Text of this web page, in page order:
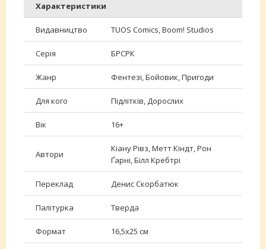
Характеристики
Видавництво TUOS Comics, Boom! Studios
Серія БРСРК
Жанр Фентезі, Бойовик, Пригоди
Для кого Підлітків, Дорослих
Вік 16+
Автори
Кіану Рівз, Метт Кіндт, Рон
Ґарні, Білл Кребтрі
Переклад Денис Скорбатюк
Палітурка Тверда
Формат 16,5х25 см